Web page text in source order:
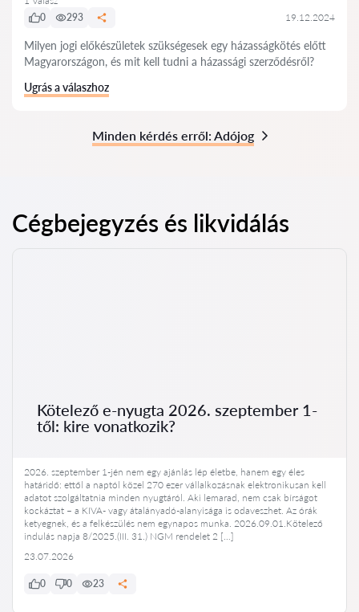
0
293 19.12.2024
Milyen jogi előkészületek szükségesek egy házasságkötés előtt
Magyarországon, és mit kell tudni a házassági szerződésről?
Ugrás a válaszhoz
Minden kérdés erről: Adójog
Cégbejegyzés és likvidálás
Kötelező e-nyugta 2026. szeptember 1-
től: kire vonatkozik?
2026. szeptember 1-jén nem egy ajánlás lép életbe, hanem egy éles
határidő: ettől a naptól közel 270 ezer vállalkozásnak elektronikusan kell
adatot szolgáltatnia minden nyugtáról. Aki lemarad, nem csak bírságot
kockáztat – a KIVA- vagy átalányadó-alanyisága is odaveszhet. Az órák
ketyegnek, és a felkészülés nem egynapos munka. 2026.09.01.Kötelező
indulás napja 8/2025.(III. 31.) NGM rendelet 2 […]
23.07.2026
0 0 23